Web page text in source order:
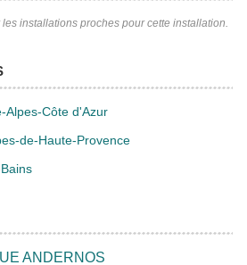
installations proches pour cette installation.
Alpes-Côte d'Azur
de-Haute-Provence
ANDERNOS